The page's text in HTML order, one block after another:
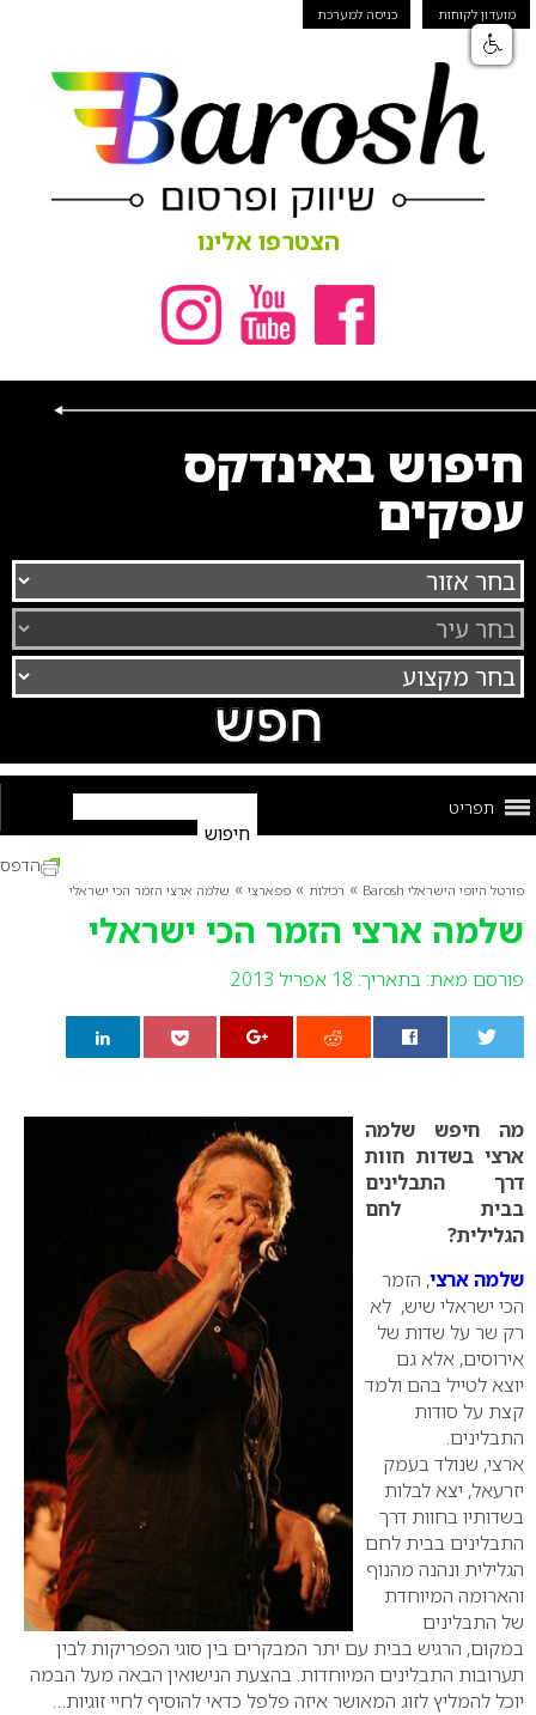
מועדון לקוחות כניסה למערכת
הצטרפו אלינו
חיפוש באינדקס
עסקים
תפריט
פורטל היופי הישראלי Barosh » רכילות » פפארצי » שלמה ארצי הזמר הכי ישראלי
שלמה ארצי הזמר הכי ישראלי
פורסם מאת: בתאריך: 18 אפריל 2013
הדפס
מה חיפש שלמה
ארצי בשדות חוות
דרך התבלינים
בבית לחם
הגלילית?
שלמה ארצי, הזמר
הכי ישראלי שיש, לא
רק שר על שדות של
אירוסים, אלא גם
יוצא לטייל בהם ולמד
קצת על סודות
התבלינים.
ארצי, שנולד בעמק
יזרעאל, יצא לבלות
בשדותיו בחוות דרך
התבלינים בבית לחם
הגלילית ונהנה מהנוף
והארומה המיוחדת
של התבלינים
במקום, הרגיש בבית עם יתר המבקרים בין סוגי הפפריקות לבין
תערובות התבלינים המיוחדות. בהצעת הנישואין הבאה מעל הבמה
יוכל להמליץ לזוג המאושר איזה פלפל כדאי להוסיף לחיי זוגיות…